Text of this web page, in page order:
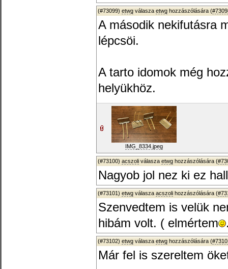
(#73099) etwg válasza etwg hozzászólására (
A második nekifutásra
lépcsöi.
A tarto idomok még
helyükhöz.
IMG_8334.jpeg
(#73100) acszoli válasza etwg hozzászólására (
Nagyob jol nez ki ez
(#73101) etwg válasza acszoli hozzászólására (
Szenvedtem is velük
hibám volt. ( elmértem
(#73102) etwg válasza etwg hozzászólására (
Már fel is szereltem